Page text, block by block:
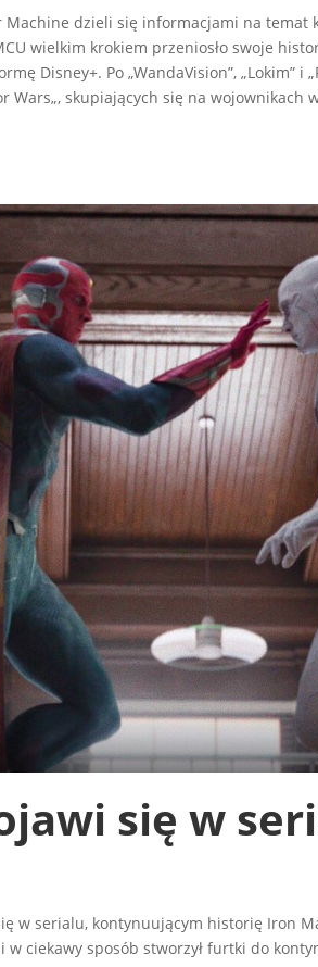
Machine dzieli się informacjami na temat
wielkim krokiem przeniosło swoje
Disney+. Po „WandaVision”, „Lokim” i
Wars„, skupiających się na wojownikach
się w
w serialu, kontynuującym historię Iron
ciekawy sposób stworzył furtki do